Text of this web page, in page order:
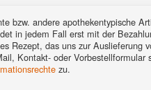
bzw. andere apothekentypische
in jedem Fall erst mit der
Rezept, das uns zur Auslieferung
Kontakt- oder
zu.